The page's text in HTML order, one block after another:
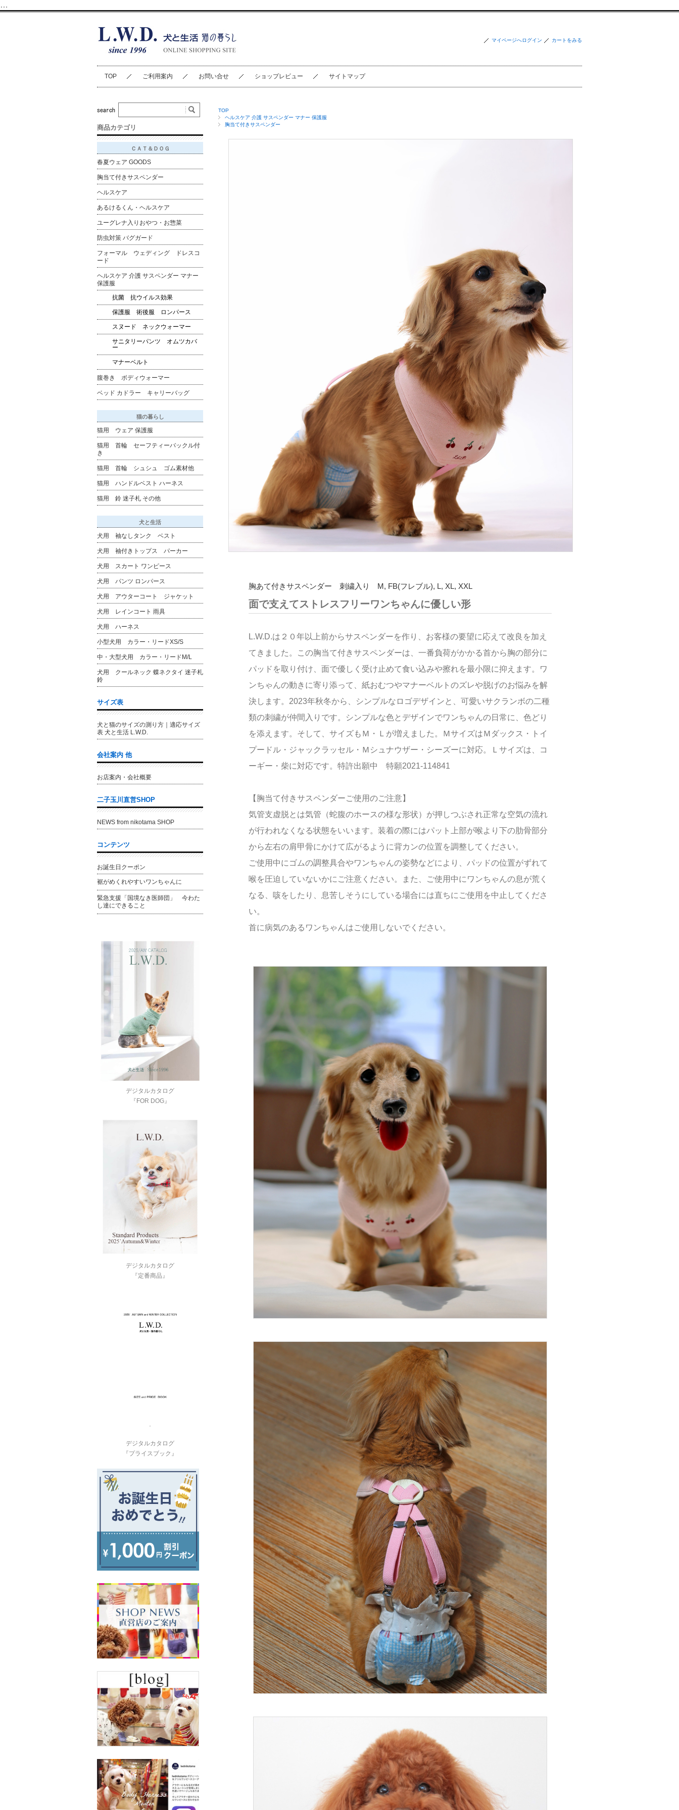
…
マイページへログイン カートをみる
TOP ご利用案内 お問い合せ ショップレビュー サイトマップ
TOP
ヘルスケア 介護 サスペンダー マナー 保護服
胸当て付きサスペンダー
胸あて付きサスペンダー 刺繍入り M, FB(フレブル), L, XL, XXL
面で支えてストレスフリーワンちゃんに優しい形
L.W.D.は２０年以上前からサスペンダーを作り、お客様の要望に応えて改良を加え
てきました。この胸当て付きサスペンダーは、一番負荷がかかる首から胸の部分に
パッドを取り付け、面で優しく受け止めて食い込みや擦れを最小限に抑えます。ワ
ンちゃんの動きに寄り添って、紙おむつやマナーベルトのズレや脱げのお悩みを解
決します。2023年秋冬から、シンプルなロゴデザインと、可愛いサクランボの二種
類の刺繍が仲間入りです。シンプルな色とデザインでワンちゃんの日常に、色どり
を添えます。そして、サイズもＭ・Ｌが増えました。ＭサイズはＭダックス・トイ
プードル・ジャックラッセル・Ｍシュナウザー・シーズーに対応。Ｌサイズは、コ
ーギー・柴に対応です。特許出願中 特願2021-114841
【胸当て付きサスペンダーご使用のご注意】
気管支虚脱とは気管（蛇腹のホースの様な形状）が押しつぶされ正常な空気の流れ
が行われなくなる状態をいいます。装着の際にはパット上部が喉より下の肋骨部分
から左右の肩甲骨にかけて広がるように背カンの位置を調整してください。
ご使用中にゴムの調整具合やワンちゃんの姿勢などにより、パッドの位置がずれて
喉を圧迫していないかにご注意ください。また、ご使用中にワンちゃんの息が荒く
なる、咳をしたり、息苦しそうにしている場合には直ちにご使用を中止してくださ
い。
首に病気のあるワンちゃんはご使用しないでください。
商品カテゴリ
ＣＡＴ＆ＤＯＧ
春夏ウェア GOODS
胸当て付きサスペンダー
ヘルスケア
あるけるくん・ヘルスケア
ユーグレナ入りおやつ・お惣菜
防虫対策 バグガード
フォーマル ウェディング ドレスコ
ード
ヘルスケア 介護 サスペンダー マナー
保護服
抗菌 抗ウイルス効果
保護服 術後服 ロンパース
スヌード ネックウォーマー
サニタリーパンツ オムツカバ
ー
マナーベルト
腹巻き ボディウォーマー
ベッド カドラー キャリーバッグ
猫の暮らし
猫用 ウェア 保護服
猫用 首輪 セーフティーバックル付
き
猫用 首輪 シュシュ ゴム素材他
猫用 ハンドルベスト ハーネス
猫用 鈴 迷子札 その他
犬と生活
犬用 袖なしタンク ベスト
犬用 袖付きトップス パーカー
犬用 スカート ワンピース
犬用 パンツ ロンパース
犬用 アウターコート ジャケット
犬用 レインコート 雨具
犬用 ハーネス
小型犬用 カラー・リードXS/S
中・大型犬用 カラー・リードM/L
犬用 クールネック 蝶ネクタイ 迷子札
鈴
サイズ表
犬と猫のサイズの測り方｜適応サイズ
表 犬と生活 L.W.D.
会社案内 他
お店案内・会社概要
二子玉川直営SHOP
NEWS from nikotama SHOP
コンテンツ
お誕生日クーポン
裾がめくれやすいワンちゃんに
緊急支援「国境なき医師団」 今わた
し達にできること
デジタルカタログ
『FOR DOG』
デジタルカタログ
『定番商品』
デジタルカタログ
『プライスブック』